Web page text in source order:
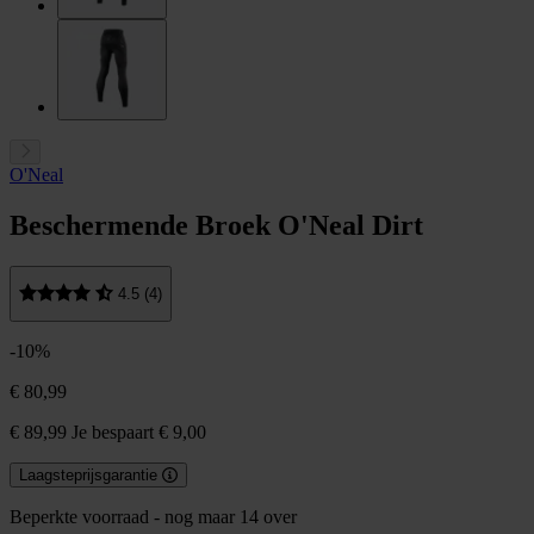
O'Neal
Beschermende Broek O'Neal Dirt
4.5 (4)
-10%
€ 80,99
€ 89,99 Je bespaart € 9,00
Laagsteprijsgarantie
Beperkte voorraad - nog maar 14 over